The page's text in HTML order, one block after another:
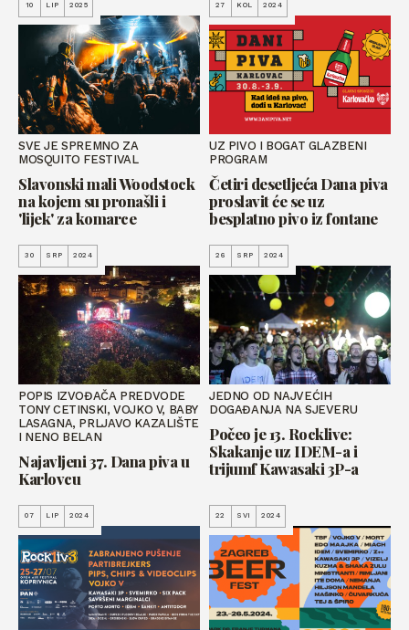
10 LIP 2025
SVE JE SPREMNO ZA
MOSQUITO FESTIVAL
Slavonski mali Woodstock
na kojem su pronašli i
'lijek' za komarce
27 KOL 2024
UZ PIVO I BOGAT GLAZBENI
PROGRAM
Četiri desetljeća Dana piva
proslavit će se uz
besplatno pivo iz fontane
30 SRP 2024
POPIS IZVOĐAČA PREDVODE
TONY CETINSKI, VOJKO V, BABY
LASAGNA, PRLJAVO KAZALIŠTE
I NENO BELAN
Najavljeni 37. Dana piva u
Karlovcu
26 SRP 2024
JEDNO OD NAJVEĆIH
DOGAĐANJA NA SJEVERU
Počeo je 13. Rocklive:
Skakanje uz IDEM-a i
trijumf Kawasaki 3P-a
07 LIP 2024 22 SVI 2024